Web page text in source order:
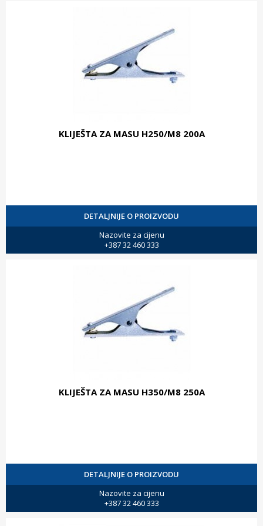
KLIJEŠTA ZA MASU H250/M8 200A
DETALJNIJE O PROIZVODU
Nazovite za cijenu
+387 32 460 333
KLIJEŠTA ZA MASU H350/M8 250A
DETALJNIJE O PROIZVODU
Nazovite za cijenu
+387 32 460 333